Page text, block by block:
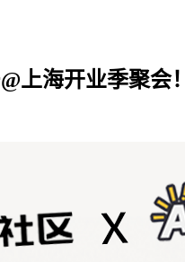
上海开业季聚会！